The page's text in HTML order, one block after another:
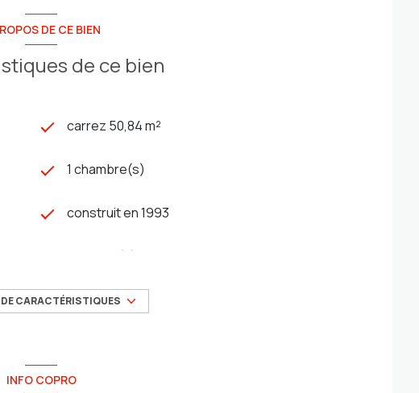
DE CE BIEN
de ce bien
carrez 50,84 m²
1 chambre(s)
construit en 1993
1 parking(s)
1 niveau(x)
cave
CARACTÉRISTIQUES
INFO COPRO